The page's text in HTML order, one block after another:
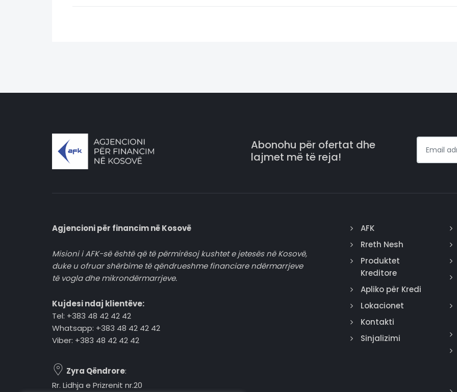
Abonohu për ofertat dhe
lajmet më të reja!
Agjencioni për financim në Kosovë
Misioni i AFK-së është që të përmirësoj kushtet e jetesës në Kosovë,
duke u ofruar shërbime të qëndrueshme financiare ndërmarrjeve
të vogla dhe mikrondërmarrjeve.
Kujdesi ndaj klientëve:
Tel: +383 48 42 42 42
Whatsapp: +383 48 42 42 42
Viber: +383 48 42 42 42
Zyra Qëndrore:
Rr. Lidhja e Prizrenit nr.20
AFK
Rreth Nesh
Produktet
Kreditore
Apliko për Kredi
Lokacionet
Kontakti
Sinjalizimi